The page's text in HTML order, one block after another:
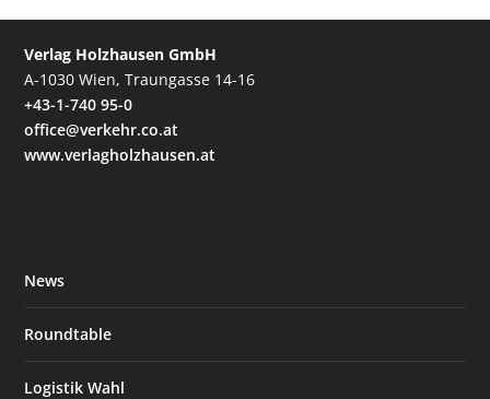
Verlag Holzhausen GmbH
A-1030 Wien, Traungasse 14-16
+43-1-740 95-0
office@verkehr.co.at
www.verlagholzhausen.at
News
Roundtable
Logistik Wahl